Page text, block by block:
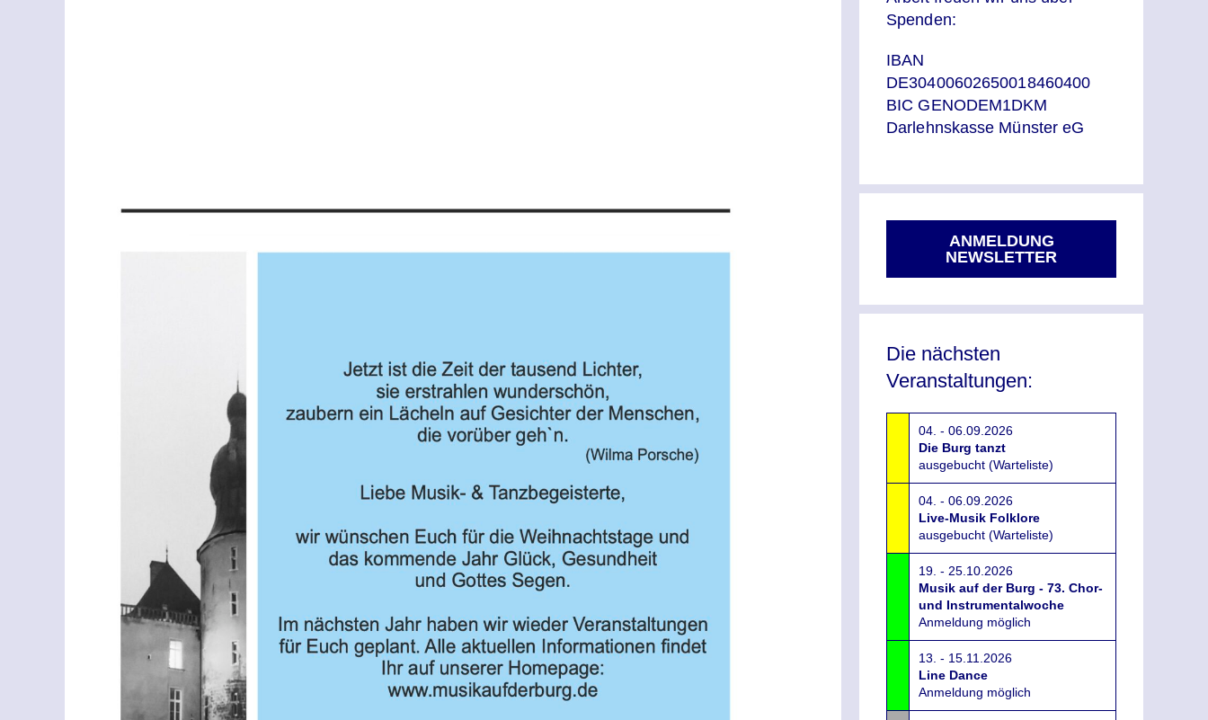
Spenden:
IBAN
DE30400602650018460400
BIC GENODEM1DKM
Darlehnskasse Münster eG
ANMELDUNG
NEWSLETTER
Die nächsten
Veranstaltungen:
04. - 06.09.2026
Die Burg tanzt
ausgebucht (Warteliste)
04. - 06.09.2026
Live-Musik Folklore
ausgebucht (Warteliste)
19. - 25.10.2026
Musik auf der Burg - 73. Chor-
und Instrumentalwoche
Anmeldung möglich
13. - 15.11.2026
Line Dance
Anmeldung möglich